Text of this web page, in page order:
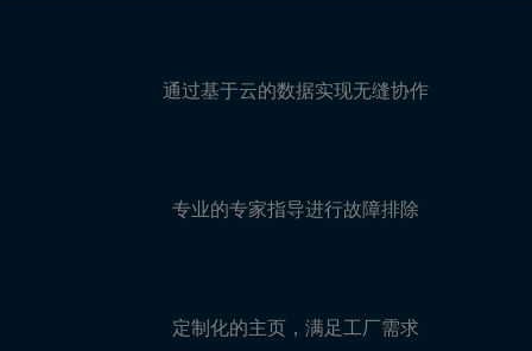
通过基于云的数据实现无缝协作
专业的专家指导进行故障排除
定制化的主页，满足工厂需求